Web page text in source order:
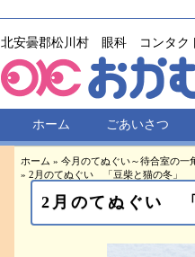
北安曇郡松川村 眼科 コンタク
ホーム ごあいさつ
ホーム » 今月のてぬぐい～待合室の一
» 2月のてぬぐい 「豆柴と猫の冬」
2月のてぬぐい